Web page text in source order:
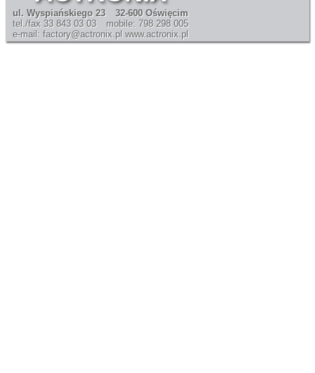
ul. Wyspiańskiego 23
tel./fax 33 843 03 03
e-mail: factory@actronix.pl
32-600 Oświęcim
mobile: 798 298 005
www.actronix.pl